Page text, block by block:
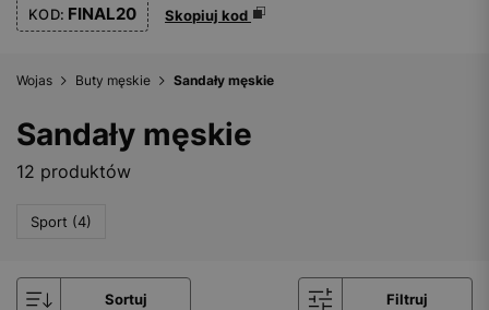
KOD: FINAL20 Skopiuj kod
Wojas Buty męskie Sandały męskie
Sandały męskie
12 produktów
Sport (4)
Sortuj Filtruj